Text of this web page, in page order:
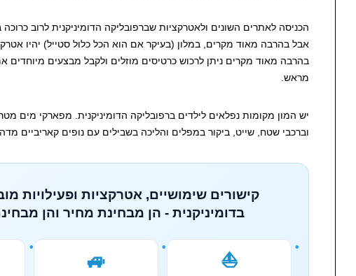
הכניסה לאתרים השונים ולאטרקציות שברפובליקה הדומיניקנית לרוב
אבל בהרבה מאוד מקרים, במלון (בעיקר אם הוא הכל כלול סטייל) יהיו
בהרבה מאוד מקרים ניתן לרכוש כרטיסים מוזלים ולקבל מבצעים מיוחדים
מראש.
יש המון מקומות נפלאים לילדים ברפובליקה הדומיניקנית. מפארקי מים
וברכבי שטח, שייט, ביקור במפלים והליכה בשבילים עם נופים קאריביים
קישורים שימושיים, אטרקציות ופעילויות
בדומיניקנית - הן מבחינת מחיר והן
⛵
🚙